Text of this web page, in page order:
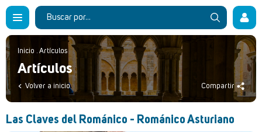
Inicio . Artículos
Artículos
Volver a inicio Compartir
Las Claves del Románico - Románico Asturiano